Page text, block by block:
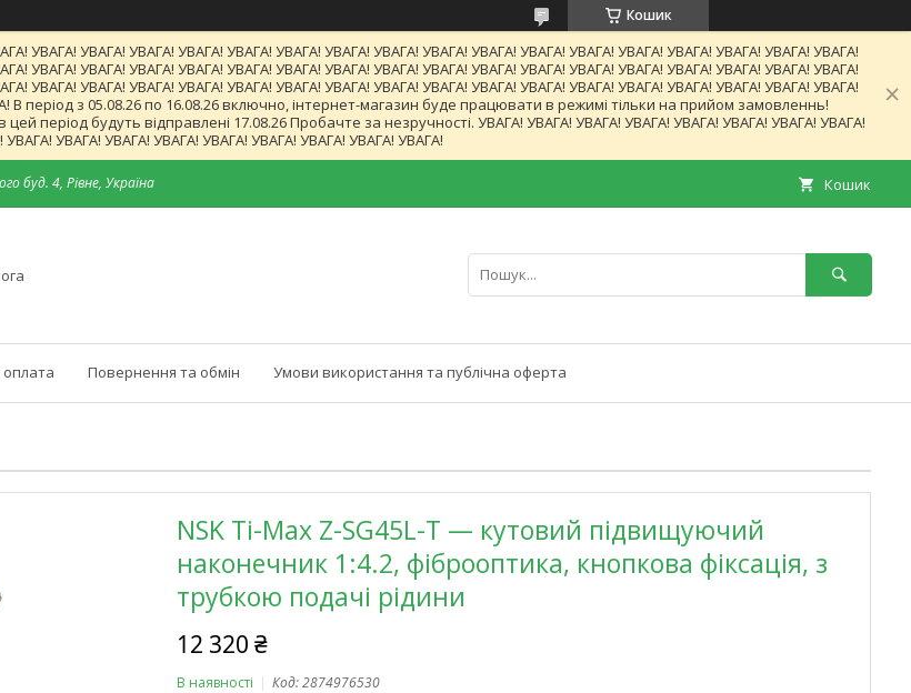
Кошик
УВАГА! УВАГА! УВАГА! УВАГА! УВАГА! УВАГА! УВАГА! УВАГА! УВАГА! УВАГА! УВАГА! УВАГА! УВАГА! УВАГА! УВАГА! УВАГА! УВАГА!
УВАГА! УВАГА! УВАГА! УВАГА! УВАГА! УВАГА! УВАГА! УВАГА! УВАГА! УВАГА! УВАГА! УВАГА! УВАГА! УВАГА! УВАГА! УВАГА! УВАГА!
УВАГА! УВАГА! УВАГА! УВАГА! УВАГА! УВАГА! УВАГА! УВАГА! УВАГА! УВАГА! УВАГА! УВАГА! УВАГА! УВАГА! УВАГА! УВАГА! УВАГА!
В період з 05.08.26 по 16.08.26 включно, інтернет-магазин буде працювати в режимі тільки на прийом замовленнь!
період будуть відправлені 17.08.26 Пробачте за незручності. УВАГА! УВАГА! УВАГА! УВАГА! УВАГА! УВАГА! УВАГА! УВАГА!
УВАГА! УВАГА! УВАГА! УВАГА! УВАГА! УВАГА! УВАГА! УВАГА! УВАГА!
буд. 4, Рівне, Україна Кошик
Повернення та обмін Умови використання та публічна оферта
NSK Ti-Max Z-SG45L-T — кутовий підвищуючий
наконечник 1:4.2, фіброоптика, кнопкова фіксація, з
трубкою подачі рідини
12 320 ₴
В наявності Код:2874976530